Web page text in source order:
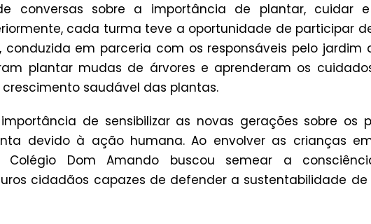
conversas sobre a importância de plantar, cuidar
cada turma teve a oportunidade de participar
conduzida em parceria com os responsáveis pelo jardim
plantar mudas de árvores e aprenderam os
saudável das plantas.
de sensibilizar as novas gerações sobre os
devido à ação humana. Ao envolver as crianças
Colégio Dom Amando buscou semear a
cidadãos capazes de defender a sustentabilidade